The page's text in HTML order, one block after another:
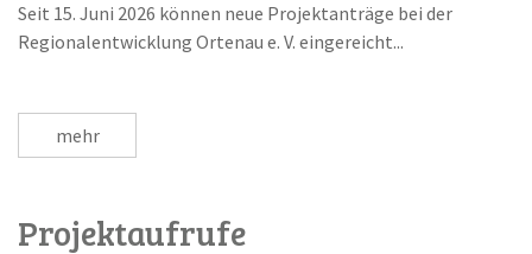
Seit 15. Juni 2026 können neue Projektanträge bei der
Regionalentwicklung Ortenau e. V. eingereicht...
mehr
Projektaufrufe